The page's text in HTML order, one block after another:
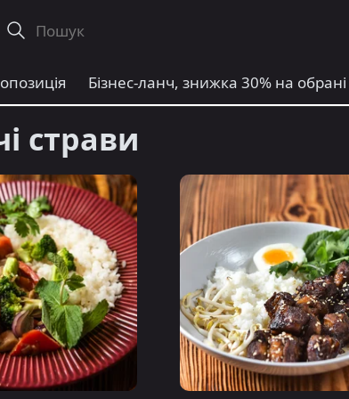
Бізнес-ланч, знижка 30% на
страви